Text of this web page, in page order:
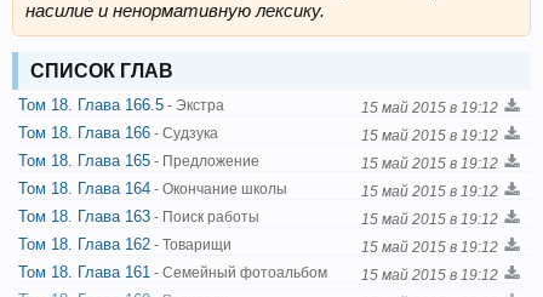
насилие и ненормативную лексику.
СПИСОК ГЛАВ
15 май 2015 в 19:12
Том 18. Глава 166.5 - Экстра
15 май 2015 в 19:12
Том 18. Глава 166 - Судзука
15 май 2015 в 19:12
Том 18. Глава 165 - Предложение
15 май 2015 в 19:12
Том 18. Глава 164 - Окончание школы
15 май 2015 в 19:12
Том 18. Глава 163 - Поиск работы
15 май 2015 в 19:12
Том 18. Глава 162 - Товарищи
15 май 2015 в 19:12
Том 18. Глава 161 - Семейный фотоальбом